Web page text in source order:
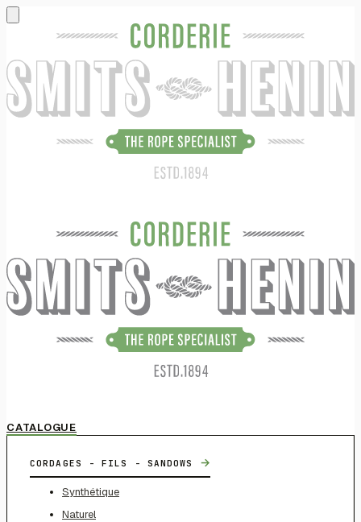
CATALOGUE
CORDAGES - FILS - SANDOWS →
Synthétique
Naturel